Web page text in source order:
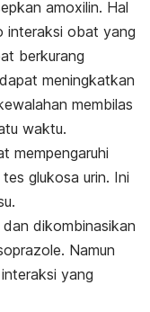
amoxilin. Hal
interaksi obat yang
berkurang
meningkatkan
membilas
waktu.
mempengaruhi
glukosa urin. Ini
dikombinasikan
Namun
yang